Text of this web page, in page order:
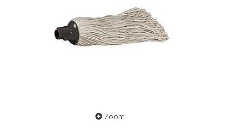
Zoom